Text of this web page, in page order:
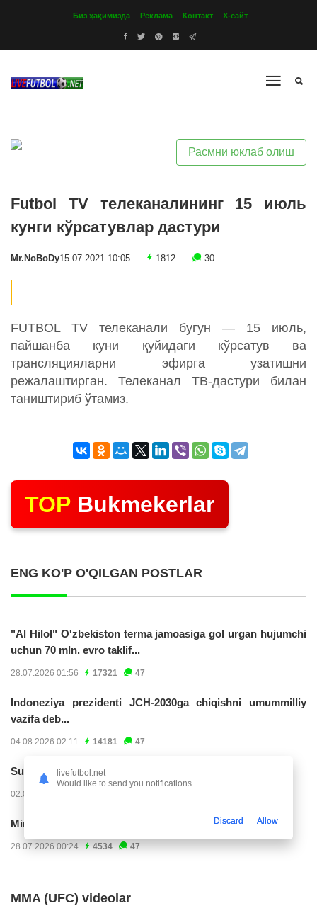
Биз ҳақимизда Реклама Контакт Х-сайт
Расмни юклаб олиш
Futbol TV телеканалининг 15 июль
кунги кўрсатувлар дастури
Mr.NoBoDy15.07.2021 10:05 1812 30
FUTBOL TV телеканали бугун — 15 июль,
пайшанба куни қуйидаги кўрсатув ва
трансляцияларни эфирга узатишни
режалаштирган. Телеканал ТВ-дастури билан
таништириб ўтамиз.
TOP Bukmekerlar
ENG KO'P O'QILGAN POSTLAR
"Al Hilol" O'zbekiston terma jamoasiga gol urgan hujumchi
uchun 70 mln. evro taklif...
28.07.2026 01:56 17321 47
Indoneziya prezidenti JCH-2030ga chiqishni umummilliy
vazifa deb...
04.08.2026 02:11 14181 47
Superliga. “Buxoro” - “Lokomotiv”...
02.08.2026 03:08
Mirko Yyelichich: "Birinchi bo'limni juda yomon...
28.07.2026 00:24 4534 47
MMA (UFC) videolar
livefutbol.net
Would like to send you notifications
Discard Allow